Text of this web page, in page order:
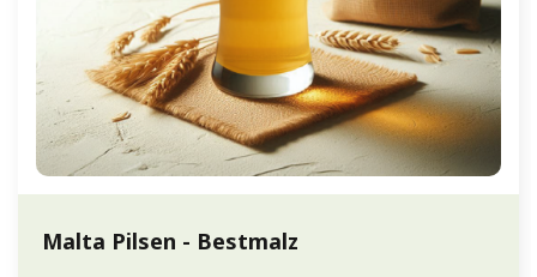
Malta Pilsen - Bestmalz